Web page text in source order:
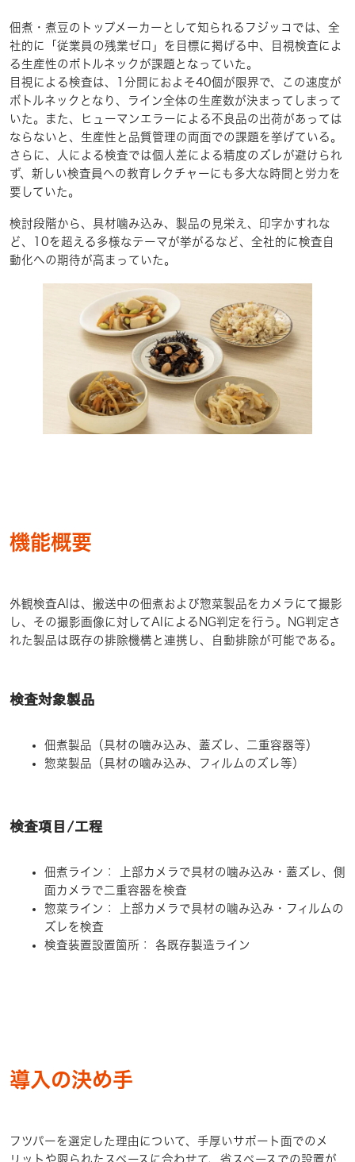
佃煮・煮豆のトップメーカーとして知られるフジッコでは、全
社的に「従業員の残業ゼロ」を目標に掲げる中、目視検査によ
る生産性のボトルネックが課題となっていた。
目視による検査は、1分間におよそ40個が限界で、この速度が
ボトルネックとなり、ライン全体の生産数が決まってしまって
いた。また、ヒューマンエラーによる不良品の出荷があっては
ならないと、生産性と品質管理の両面での課題を挙げている。
さらに、人による検査では個人差による精度のズレが避けられ
ず、新しい検査員への教育レクチャーにも多大な時間と労力を
要していた。
検討段階から、具材噛み込み、製品の見栄え、印字かすれな
ど、10を超える多様なテーマが挙がるなど、全社的に検査自
動化への期待が高まっていた。
機能概要
外観検査AIは、搬送中の佃煮および惣菜製品をカメラにて撮影
し、その撮影画像に対してAIによるNG判定を行う。NG判定さ
れた製品は既存の排除機構と連携し、自動排除が可能である。
検査対象製品
佃煮製品（具材の噛み込み、蓋ズレ、二重容器等）
惣菜製品（具材の噛み込み、フィルムのズレ等）
検査項目/工程
佃煮ライン： 上部カメラで具材の噛み込み・蓋ズレ、側
面カメラで二重容器を検査
惣菜ライン： 上部カメラで具材の噛み込み・フィルムの
ズレを検査
検査装置設置箇所： 各既存製造ライン
導入の決め手
フツパーを選定した理由について、手厚いサポート面でのメ
リットや限られたスペースに合わせて、省スペースでの設置が